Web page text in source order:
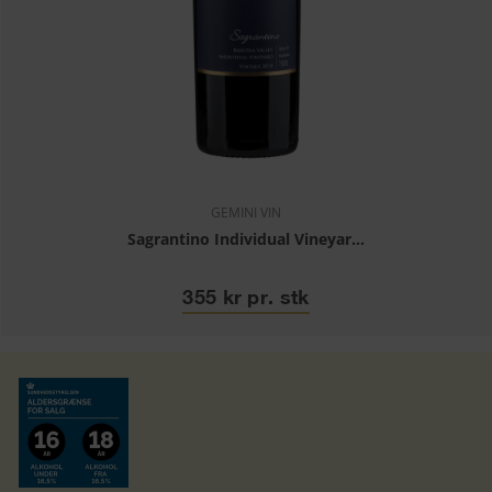
GEMINI VIN
Sagrantino Individual Vineyar...
355 kr pr. stk